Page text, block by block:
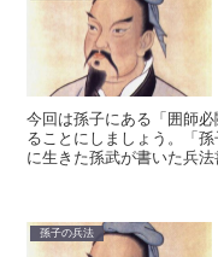
今回は孫子にある「囲師
ることにしましょう。「
に生きた孫武が書いた兵法
孫子の兵法